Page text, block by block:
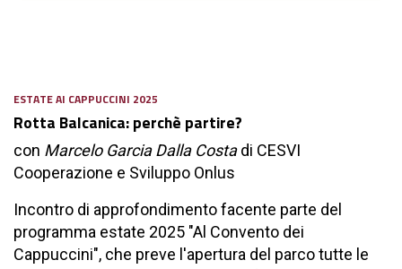
ESTATE AI CAPPUCCINI 2025
Rotta Balcanica: perchè partire?
con Marcelo Garcia Dalla Costadi CESVI
Cooperazione e Sviluppo Onlus
Incontro di approfondimento facente parte del
programma estate 2025 "Al Convento dei
Cappuccini", che preve l'apertura del parco tutte le